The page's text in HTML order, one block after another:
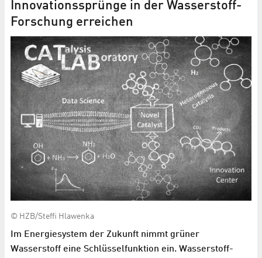
Innovations­sprünge in der Wasserstoff-
Forschung erreichen
© HZB/Steffi Hlawenka
Im Energiesystem der Zukunft nimmt grüner
Wasserstoff eine Schlüsselfunktion ein. Wasserstoff-